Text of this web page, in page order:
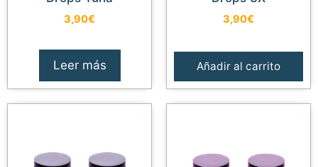
3,90€
Leer más
3,90€
Añadir al carrito